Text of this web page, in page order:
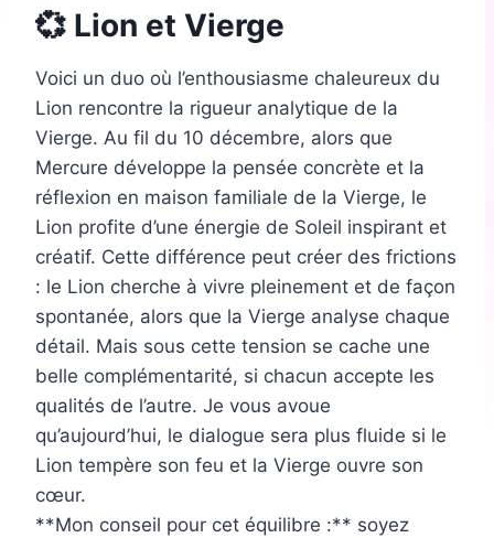
💞 Lion et Vierge
Voici un duo où l’enthousiasme chaleureux du
Lion rencontre la rigueur analytique de la
Vierge. Au fil du 10 décembre, alors que
Mercure développe la pensée concrète et la
réflexion en maison familiale de la Vierge, le
Lion profite d’une énergie de Soleil inspirant et
créatif. Cette différence peut créer des frictions
: le Lion cherche à vivre pleinement et de façon
spontanée, alors que la Vierge analyse chaque
détail. Mais sous cette tension se cache une
belle complémentarité, si chacun accepte les
qualités de l’autre. Je vous avoue
qu’aujourd’hui, le dialogue sera plus fluide si le
Lion tempère son feu et la Vierge ouvre son
cœur.
**Mon conseil pour cet équilibre :** soyez